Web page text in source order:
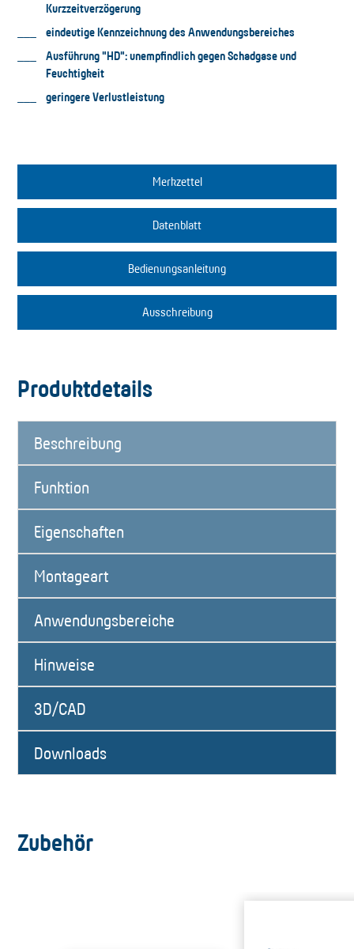
Kurzzeitverzögerung
eindeutige Kennzeichnung des Anwendungsbereiches
Ausführung "HD": unempfindlich gegen Schadgase und
Feuchtigkeit
geringere Verlustleistung
Merkzettel
Datenblatt
Bedienungsanleitung
Ausschreibung
Produktdetails
Beschreibung
Funktion
Eigenschaften
Montageart
Anwendungsbereiche
Hinweise
3D/CAD
Downloads
Zubehör